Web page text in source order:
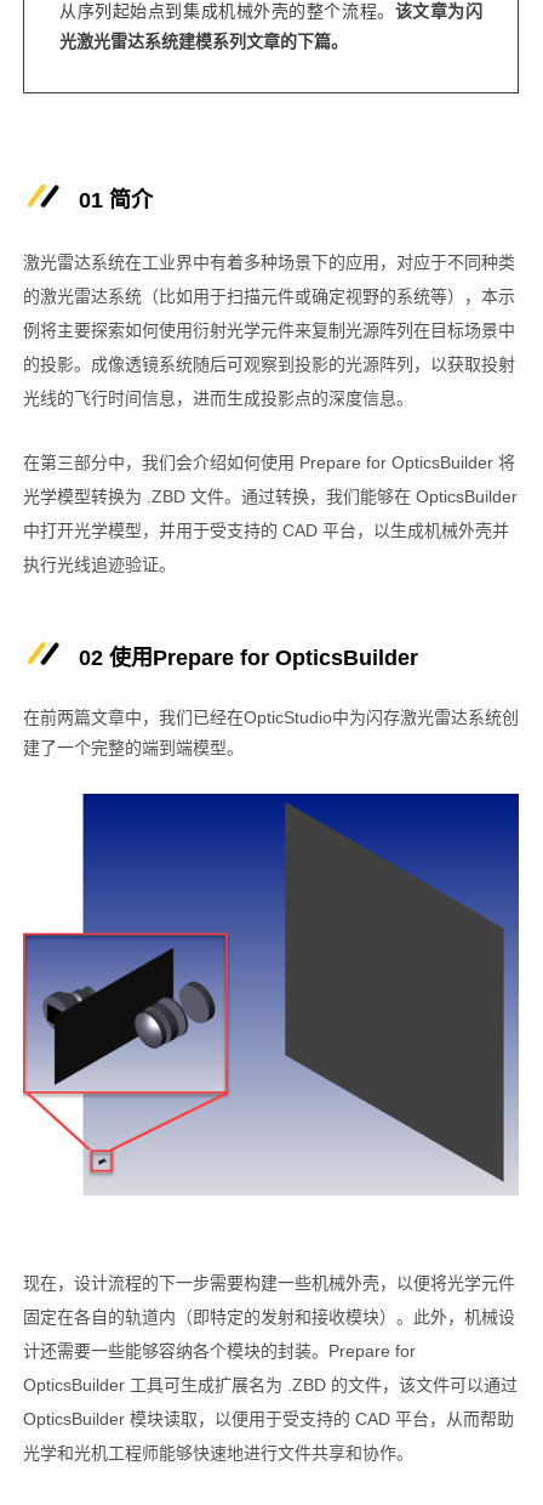
从序列起始点到集成机械外壳的整个流程。 该文章为闪
光激光雷达系统建模系列文章的下篇。
01 简介
激光雷达系统在工业界中有着多种场景下的应用，对应于不同种类
的激光雷达系统（比如用于扫描元件或确定视野的系统等），本示
例将主要探索如何使用衍射光学元件来复制光源阵列在目标场景中
的投影。成像透镜系统随后可观察到投影的光源阵列，以获取投射
光线的飞行时间信息，进而生成投影点的深度信息。
在第三部分中，我们会介绍如何使用 Prepare for OpticsBuilder 将
光学模型转换为 .ZBD 文件。通过转换，我们能够在 OpticsBuilder
中打开光学模型，并用于受支持的 CAD 平台，以生成机械外壳并
执行光线追迹验证。
02 使用Prepare for OpticsBuilder
在前两篇文章中，我们已经在OpticStudio中为闪存激光雷达系统创
建了一个完整的端到端模型。
现在，设计流程的下一步需要构建一些机械外壳，以便将光学元件
固定在各自的轨道内（即特定的发射和接收模块）。此外，机械设
计还需要一些能够容纳各个模块的封装。Prepare for
OpticsBuilder 工具可生成扩展名为 .ZBD 的文件，该文件可以通过
OpticsBuilder 模块读取，以便用于受支持的 CAD 平台，从而帮助
光学和光机工程师能够快速地进行文件共享和协作。